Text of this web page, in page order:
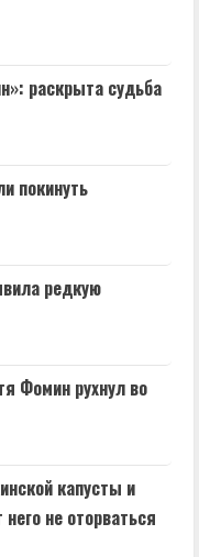
раскрыта судьба
покинуть
редкую
Фомин рухнул во
капусты и
не оторваться